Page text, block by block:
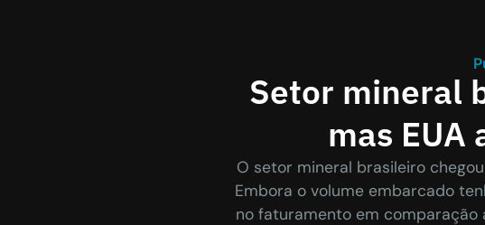
Setor mineral
mas
O setor mineral brasileiro
Embora o volume embarcado
no faturamento em comparação